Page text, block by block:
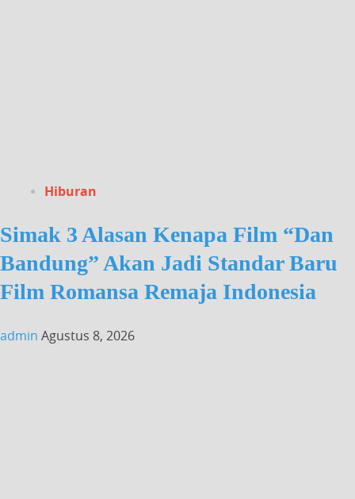
Hiburan
Simak 3 Alasan Kenapa Film “Dan
Bandung” Akan Jadi Standar Baru
Film Romansa Remaja Indonesia
admin Agustus 8, 2026